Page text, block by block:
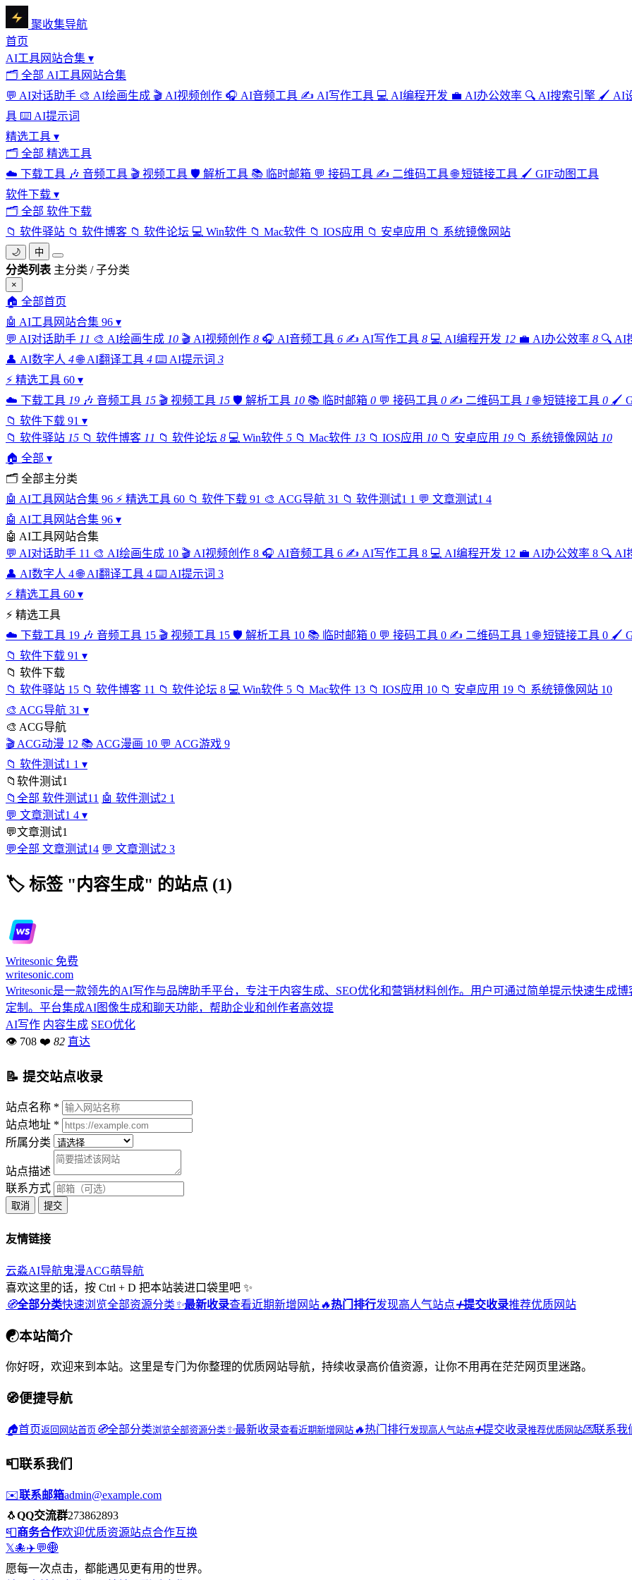
聚收集导航
首页
AI工具网站合集 ▾
🗂 全部 AI工具网站合集
💬 AI对话助手 🎨 AI绘画生成 🎬 AI视频创作 🎧 AI音频工具 ✍️ AI写作工具 💻 AI编程开发 💼 AI办公效率 🔍 AI搜索引擎 🖌️ AI
具 ⌨️ AI提示词
精选工具 ▾
🗂 全部 精选工具
☁️ 下载工具 🎶 音频工具 🎬 视频工具 🛡️ 解析工具 📚 临时邮箱 💬 接码工具 ✍️ 二维码工具 🌐 短链接工具 🖌️ GIF动图工具
软件下载 ▾
🗂 全部 软件下载
📁 软件驿站 📁 软件博客 📁 软件论坛 💻 Win软件 📁 Mac软件 📁 IOS应用 📁 安卓应用 📁 系统镜像网站
🌙 中
分类列表 主分类 / 子分类
×
🏠 全部首页
🤖 AI工具网站合集 96 ▾
💬 AI对话助手 11 🎨 AI绘画生成 10 🎬 AI视频创作 8 🎧 AI音频工具 6 ✍️ AI写作工具 8 💻 AI编程开发 12 💼 AI办公效率 8 🔍 AI
👤 AI数字人 4 🌐 AI翻译工具 4 ⌨️ AI提示词 3
⚡ 精选工具 60 ▾
☁️ 下载工具 19 🎶 音频工具 15 🎬 视频工具 15 🛡️ 解析工具 10 📚 临时邮箱 0 💬 接码工具 0 ✍️ 二维码工具 1 🌐 短链接工具 0 🖌️
📁 软件下载 91 ▾
📁 软件驿站 15 📁 软件博客 11 📁 软件论坛 8 💻 Win软件 5 📁 Mac软件 13 📁 IOS应用 10 📁 安卓应用 19 📁 系统镜像网站 10
🏠 全部 ▾
🗂 全部主分类
🤖 AI工具网站合集 96 ⚡ 精选工具 60 📁 软件下载 91 🎨 ACG导航 31 📁 软件测试1 1 💬 文章测试1 4
🤖 AI工具网站合集 96 ▾
🤖 AI工具网站合集
💬 AI对话助手 11 🎨 AI绘画生成 10 🎬 AI视频创作 8 🎧 AI音频工具 6 ✍️ AI写作工具 8 💻 AI编程开发 12 💼 AI办公效率 8 🔍 AI
👤 AI数字人 4 🌐 AI翻译工具 4 ⌨️ AI提示词 3
⚡ 精选工具 60 ▾
⚡ 精选工具
☁️ 下载工具 19 🎶 音频工具 15 🎬 视频工具 15 🛡️ 解析工具 10 📚 临时邮箱 0 💬 接码工具 0 ✍️ 二维码工具 1 🌐 短链接工具 0 🖌️
📁 软件下载 91 ▾
📁 软件下载
📁 软件驿站 15 📁 软件博客 11 📁 软件论坛 8 💻 Win软件 5 📁 Mac软件 13 📁 IOS应用 10 📁 安卓应用 19 📁 系统镜像网站 10
🎨 ACG导航 31 ▾
🎨 ACG导航
🎬 ACG动漫 12 📚 ACG漫画 10 💬 ACG游戏 9
📁 软件测试1 1 ▾
📁 软件测试1
📁 全部 软件测试1 1 🤖 软件测试2 1
💬 文章测试1 4 ▾
💬文章测试1
💬全部 文章测试14 💬 文章测试2 3
🏷 标签 "内容生成" 的站点 (1)
Writesonic 免费
writesonic.com
Writesonic是一款领先的AI写作与品牌助手平台，专注于内容生成、SEO优化和营销材料创作。用户可通过简单提示快速生成
定制。平台集成AI图像生成和聊天功能，帮助企业和创作者高效提
AI写作 内容生成 SEO优化
👁 708 ❤ 82 直达
📝 提交站点收录
站点名称 *
站点地址 *
所属分类
站点描述
联系方式
取消 提交
友情链接
云淼AI导航鬼漫ACG萌导航
喜欢这里的话，按 Ctrl + D 把本站装进口袋里吧 ✨
🧭全部分类快速浏览全部资源分类✨最新收录查看近期新增网站🔥热门排行发现高人气站点➕提交收录推荐优质网站
☯本站简介
你好呀，欢迎来到本站。这里是专门为你整理的优质网站导航，持续收录高价值资源，让你不用再在茫茫网页里迷路。
🧭便捷导航
🏠首页返回网站首页 🧭全部分类浏览全部资源分类✨最新收录查看近期新增网站 🔥热门排行发现高人气站点➕提交收录推荐优质网站💌联系我
📮联系我们
✉️联系邮箱admin@example.com
🐧QQ交流群273862893
📮商务合作欢迎优质资源站点合作互换
𝕏🐙✈️💬🌐
愿每一次点击，都能遇见更有用的世界。